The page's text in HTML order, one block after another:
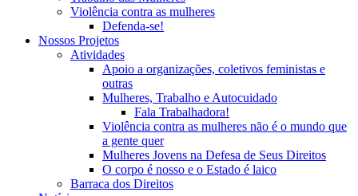
Violência contra as mulheres
Defenda-se!
Nossos Projetos
Atividades
Apoio a organizações, coletivos feministas e
outras
Mulheres, Trabalho e Autocuidado
Fala Trabalhadora!
Violência contra as mulheres não é o mundo que
a gente quer
Mulheres Jovens na Defesa de Seus Direitos
O corpo é nosso e o Estado é laico
Barraca dos Direitos